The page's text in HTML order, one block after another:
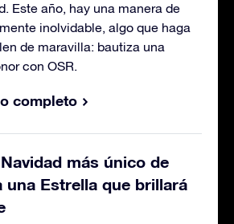
Este año, hay una manera de
inolvidable, algo que haga
de maravilla: bautiza una
con OSR.
completo
más único de
una Estrella que brillará